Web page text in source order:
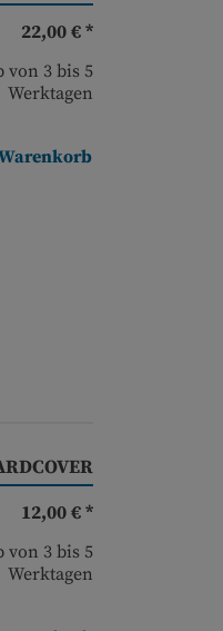
22,00 € *
3 bis 5
Werktagen
12,00 € *
3 bis 5
Werktagen